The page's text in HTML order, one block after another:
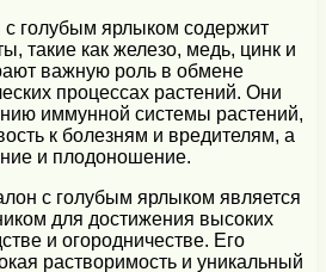
с голубым ярлыком содержит
такие как железо, медь, цинк и
важную роль в обмене
процессах растений. Они
иммунной системы растений,
к болезням и вредителям, а
и плодоношение.
с голубым ярлыком является
для достижения высоких
и огородничестве. Его
растворимость и уникальный